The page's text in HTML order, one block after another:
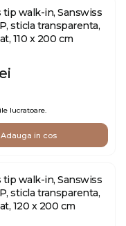
tip walk-in, Sanswiss
sticla transparenta,
110 x 200 cm
lucratoare.
Adauga in cos
tip walk-in, Sanswiss
sticla transparenta,
120 x 200 cm